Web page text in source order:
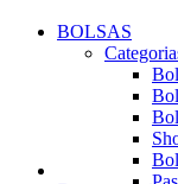
BOLSAS